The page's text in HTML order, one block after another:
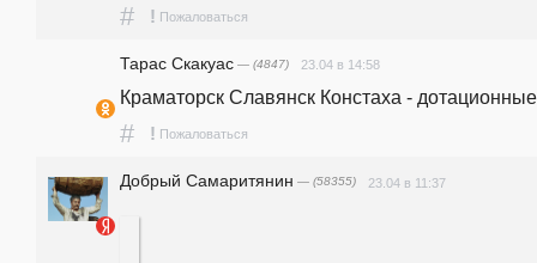
# ! Пожаловаться
Тарас Скакуас — (4847) 23.04 в 14:58
Краматорск Славянск Констаха - дотационные
# ! Пожаловаться
Добрый Самаритянин — (58355) 23.04 в 11:37